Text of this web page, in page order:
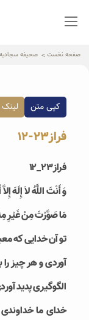
صفحه نخست صحیفه سجادیه
کپی متن
فراز23-12
فراز۲۳_۱۲
وَ أَنْتَ اللَّهُ لاَ إِلَهَ
مَا صَوَّرْتَ مِنْ غَيْرِ
تو آن خدايى كه
آوردی و هر چیز
الگو‌گیری پدید
خدای ما